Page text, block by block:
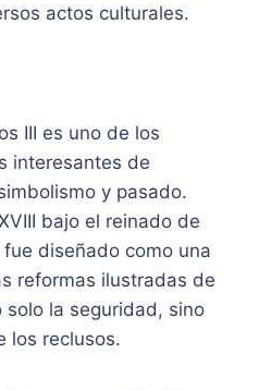
actos culturales.
III es uno de los
interesantes de
y pasado.
bajo el reinado de
diseñado como una
reformas ilustradas de
la seguridad, sino
los reclusos.